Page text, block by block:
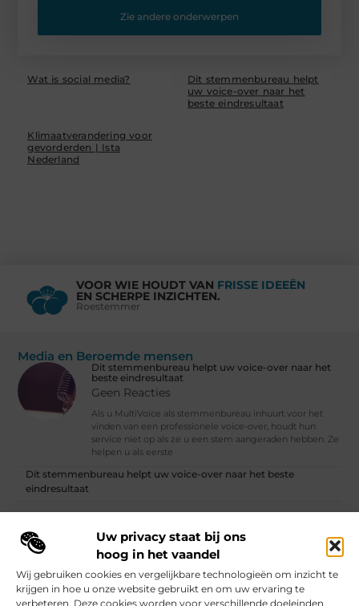
Uw privacy staat bij ons
hoog in het vaandel
Wij gebruiken cookies en vergelijkbare technologieën om inzicht te
krijgen in hoe u onze website gebruikt en om uw ervaring te
verbeteren. Deze cookies worden voor verschillende doeleinden
Zie andere onderwerpen
Wat is social media?
Dit stemmenbureau helpt
uw voice-over naar het
beste eindresultaat
Klimaatverandering voor
gevorderden | Ista
Nederland
VOOR WIE HOUDT VAN FRISSE IDEEËN
EN SCHERPE INZICHTEN.
Roestemmer
Media en Beroemde mensen
Dit stemmenbureau helpt uw voice-over naar het
beste eindresultaat
Geen Reacties
Als u MultiVoice als stemmenbureau inhuurt voor het
vinden van een professionele voice-over, houdt hun
service niet op als ze u een stem aangeraden hebben. Ze
helpen u als eerste
Dit stemmenbureau helpt uw voice-over naar het beste
eindresultaat
Vind Ons Hier :